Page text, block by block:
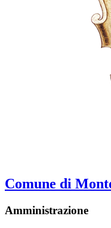
Comune di
Amministrazione